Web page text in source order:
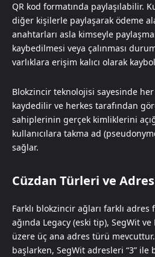
QR kod formatında paylaşılabilir.
diğer kişilerle paylaşarak ödeme
anahtarları asla kimseyle
kaybedilmesi veya çalınması
varlıklara erişim kalıcı olarak
Blokzincir teknolojisi sayesinde
kaydedilir ve herkes tarafından
sahiplerinin gerçek kimliklerini
kullanıcılara takma ad
sağlar.
Cüzdan Türleri ve Adres
Farklı blokzincir ağları farklı adres
ağında Legacy (eski tip), SegWit
üzere üç ana adres türü
başlarken, SegWit adresleri “3” ile